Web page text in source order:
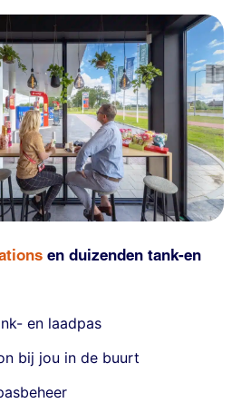
en duizenden tank-en
en laadpas
bij jou in de buurt